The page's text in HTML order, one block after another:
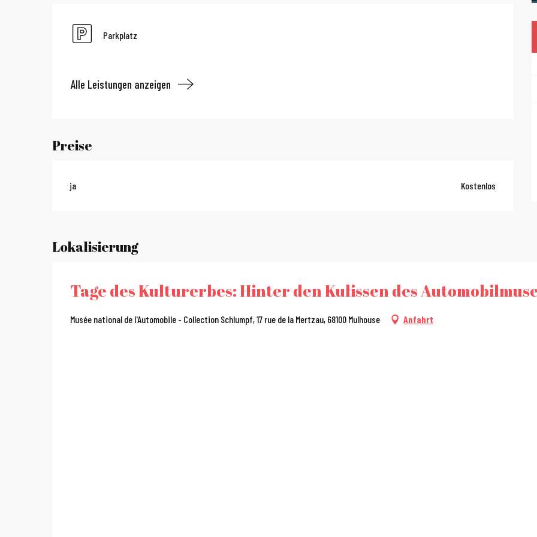
Parkplatz
Alle Leistungen anzeigen
Preise
ja Kostenlos
Lokalisierung
Tage des Kulturerbes: Hinter den Kulissen des
Musée national de l'Automobile - Collection Schlumpf, 17 rue de la Mertzau, 68100 Mulhouse Anfahrt